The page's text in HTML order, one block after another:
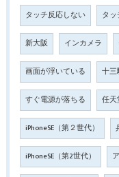
タッチ反応しない タ
新大阪 インカメラ
画面が浮いている 十三
すぐ電源が落ちる 任天
iPhoneSE（第２世代）
iPhoneSE（第2世代）